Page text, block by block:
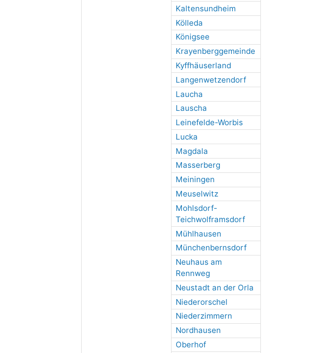
Kaltensundheim
Kölleda
Königsee
Krayenberggemeinde
Kyffhäuserland
Langenwetzendorf
Laucha
Lauscha
Leinefelde-Worbis
Lucka
Magdala
Masserberg
Meiningen
Meuselwitz
Mohlsdorf-
Teichwolframsdorf
Mühlhausen
Münchenbernsdorf
Neuhaus am
Rennweg
Neustadt an der Orla
Niederorschel
Niederzimmern
Nordhausen
Oberhof